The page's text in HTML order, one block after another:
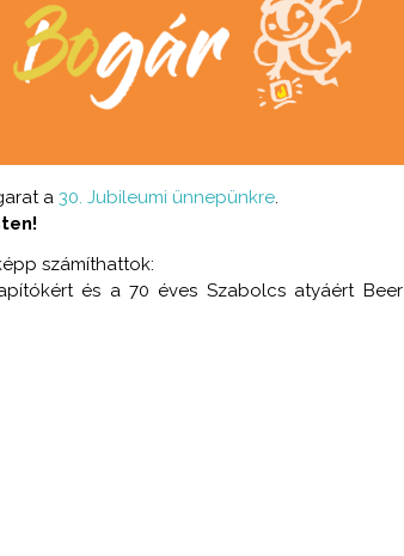
a 30. Jubileumi ünnepünkre.
számíthattok:
és a 70 éves Szabolcs atyáért Beer